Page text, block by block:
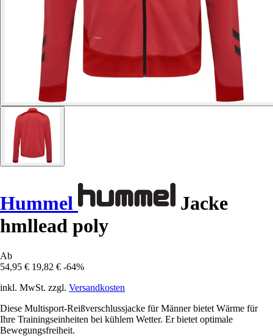
Hummel
Jacke
hmllead poly
Ab
54,95 € 19,82 € -64%
inkl. MwSt. zzgl. Versandkosten
Diese Multisport-Reißverschlussjacke für Männer bietet Wärme für
Ihre Trainingseinheiten bei kühlem Wetter. Er bietet optimale
Bewegungsfreiheit.